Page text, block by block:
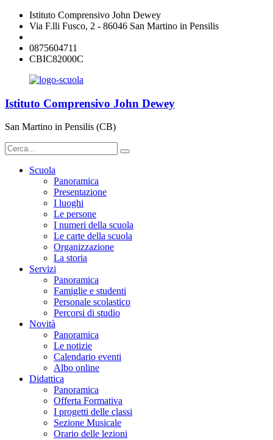
Istituto Comprensivo John Dewey
Via F.lli Fusco, 2 - 86046 San Martino in Pensilis
0875604711
CBIC82000C
Istituto Comprensivo John Dewey
San Martino in Pensilis (CB)
Scuola
Panoramica
Presentazione
I luoghi
Le persone
I numeri della scuola
Le carte della scuola
Organizzazione
La storia
Servizi
Panoramica
Famiglie e studenti
Personale scolastico
Percorsi di studio
Novità
Panoramica
Le notizie
Calendario eventi
Albo online
Didattica
Panoramica
Offerta Formativa
I progetti delle classi
Sezione Musicale
Orario delle lezioni